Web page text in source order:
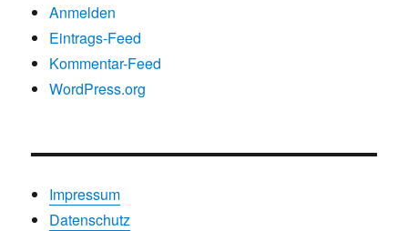
Anmelden
Eintrags-Feed
Kommentar-Feed
WordPress.org
Impressum
Datenschutz